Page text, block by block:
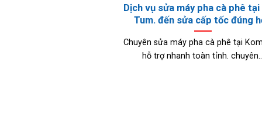
Dịch vụ sửa máy pha cà phê tại
Tum. đến sửa cấp tốc đúng
Chuyên sửa máy pha cà phê tại
hỗ trợ nhanh toàn tỉnh.